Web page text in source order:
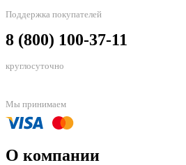
Поддержка покупателей
8 (800) 100-37-11
круглосуточно
Мы принимаем
О компании